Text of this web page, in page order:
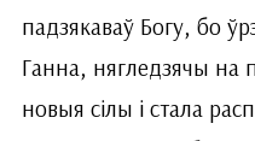
падзякаваў Богу, бо
Ганна, нягледзячы
новыя сілы і стала